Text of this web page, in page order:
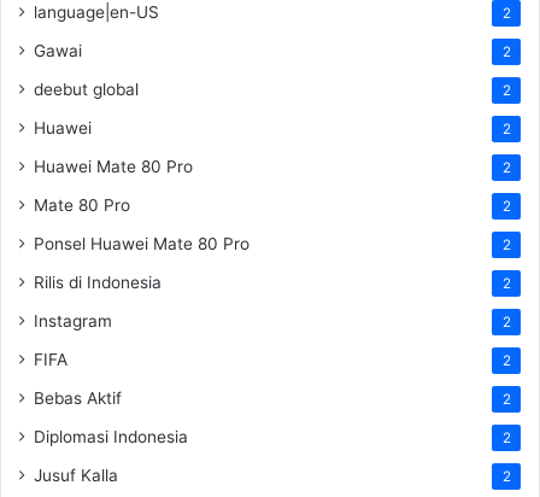
language|en-US 2
Gawai 2
deebut global 2
Huawei 2
Huawei Mate 80 Pro 2
Mate 80 Pro 2
Ponsel Huawei Mate 80 Pro 2
Rilis di Indonesia 2
Instagram 2
FIFA 2
Bebas Aktif 2
Diplomasi Indonesia 2
Jusuf Kalla 2